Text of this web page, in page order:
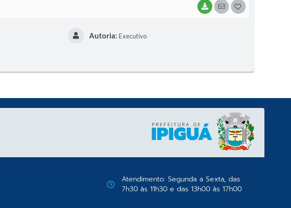
BAIXARSEGUIRG
Autoria: Executivo
Atendimento: Segunda a Sexta, das
7h30 às 11h30 e das 13h00 às 17h00